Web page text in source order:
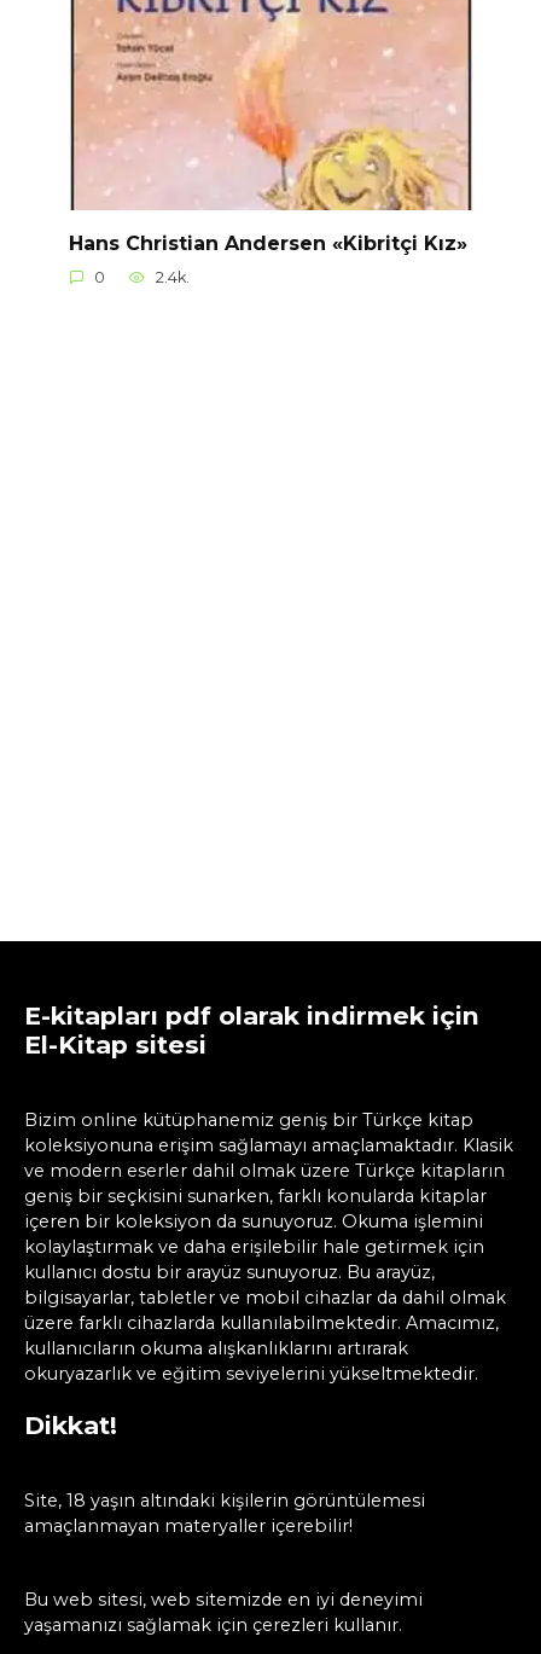
Hans Christian Andersen «Kibritçi Kız»
0 2.4k.
E-kitapları pdf olarak indirmek için
El-Kitap sitesi
Bizim online kütüphanemiz geniş bir Türkçe kitap
koleksiyonuna erişim sağlamayı amaçlamaktadır. Klasik
ve modern eserler dahil olmak üzere Türkçe kitapların
geniş bir seçkisini sunarken, farklı konularda kitaplar
içeren bir koleksiyon da sunuyoruz. Okuma işlemini
kolaylaştırmak ve daha erişilebilir hale getirmek için
kullanıcı dostu bir arayüz sunuyoruz. Bu arayüz,
bilgisayarlar, tabletler ve mobil cihazlar da dahil olmak
üzere farklı cihazlarda kullanılabilmektedir. Amacımız,
kullanıcıların okuma alışkanlıklarını artırarak
okuryazarlık ve eğitim seviyelerini yükseltmektedir.
Dikkat!
Site, 18 yaşın altındaki kişilerin görüntülemesi
amaçlanmayan materyaller içerebilir!
Bu web sitesi, web sitemizde en iyi deneyimi
yaşamanızı sağlamak için çerezleri kullanır.